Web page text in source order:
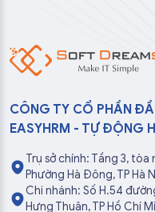
CÔNG TY CỔ PHẦN
EASYHRM - TỰ ĐỘNG
Trụ sở chính: Tầng 3, tòa
Phường Hà Đông, TP Hà
Chi nhánh: Số H.54
Hưng Thuận, TP Hồ Chí